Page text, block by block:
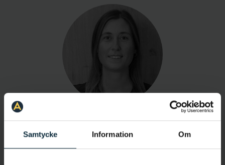
Samtycke Information Om
Lär känna Sofie